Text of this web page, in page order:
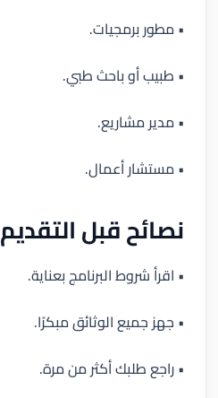
• مطور برمجيات.
• طبيب أو باحث طبي.
• مدير مشاريع.
• مستشار أعمال.
نصائح قبل التقديم
• اقرأ شروط البرنامج بعناية.
• جهز جميع الوثائق مبكرًا.
• راجع طلبك أكثر من مرة.